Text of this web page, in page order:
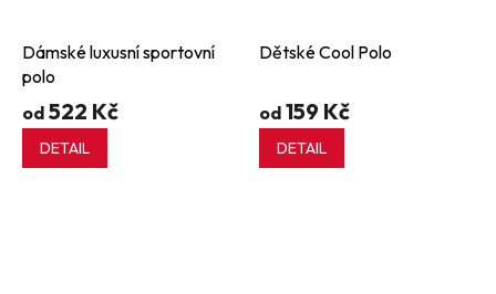
Dámské luxusní sportovní
polo
od 522 Kč
DETAIL
Dětské Cool Polo
od 159 Kč
DETAIL